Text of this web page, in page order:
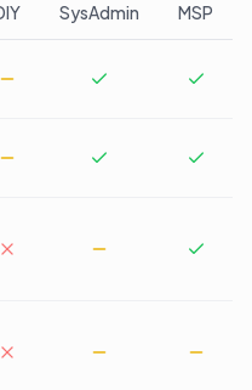
SysAdmin MSP